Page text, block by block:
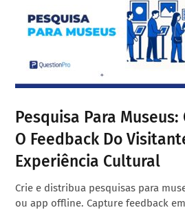
Pesquisa Para
O Feedback Do
Experiência Cultural
Crie e distribua pesquisas para
ou app offline. Capture feedback